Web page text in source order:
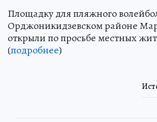
Площадку для пляжного
Орджоникидзевском районе
открыли по просьбе местных
(подробнее)